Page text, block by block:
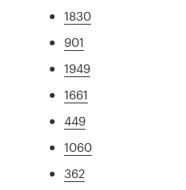
1830
901
1949
1661
449
1060
362